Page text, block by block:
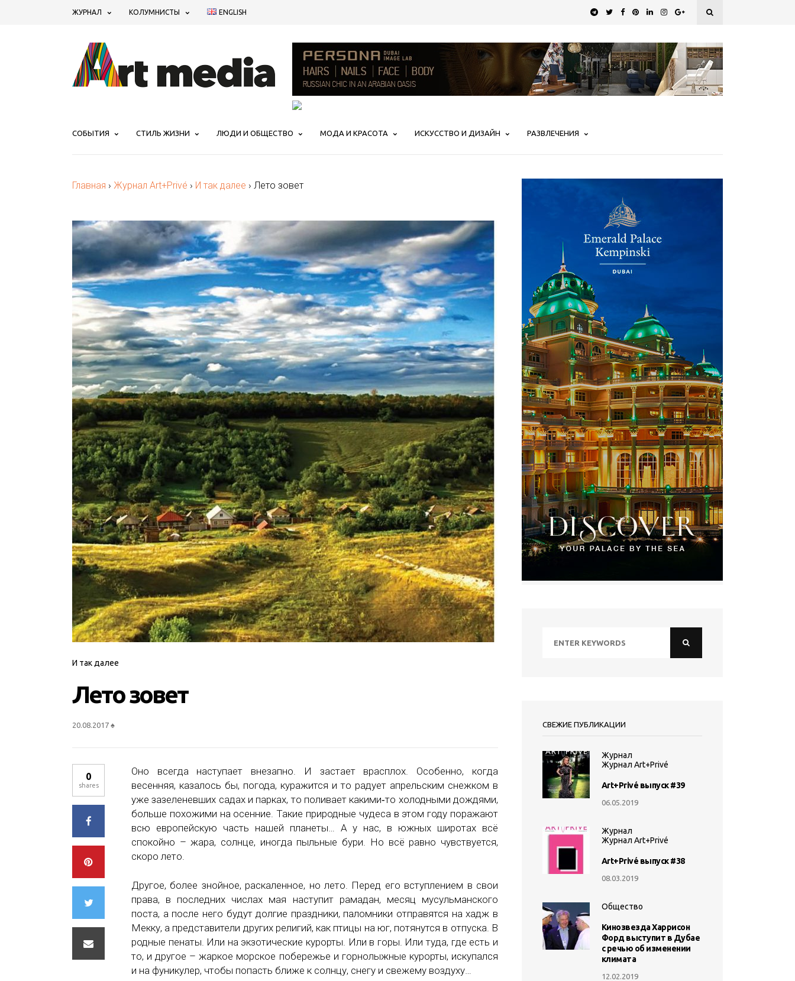
ЖУРНАЛ КОЛУМНИСТЫ ENGLISH
СОБЫТИЯ СТИЛЬ ЖИЗНИ ЛЮДИ И ОБЩЕСТВО МОДА И КРАСОТА ИСКУССТВО И ДИЗАЙН РАЗВЛЕЧЕНИЯ
Главная › Журнал Art+Privé › И так далее › Лето зовет
И так далее
Лето зовет
20.08.2017 ♠
Оно всегда наступает внезапно. И застает врасплох. Особенно, когда
весенняя, казалось бы, погода, куражится и то радует апрельским снежком в
уже зазеленевших садах и парках, то поливает какими‑то холодными дождями,
больше похожими на осенние. Такие природные чудеса в этом году поражают
всю европейскую часть нашей планеты… А у нас, в южных широтах всё
спокойно – жара, солнце, иногда пыльные бури. Но всё равно чувствуется,
скоро лето.
Другое, более знойное, раскаленное, но лето. Перед его вступлением в свои
права, в последних числах мая наступит рамадан, месяц мусульманского
поста, а после него будут долгие праздники, паломники отправятся на хадж в
Мекку, а представители других религий, как птицы на юг, потянутся в отпуска. В
родные пенаты. Или на экзотические курорты. Или в горы. Или туда, где есть и
то, и другое – жаркое морское побережье и горнолыжные курорты, искупался
и на фуникулер, чтобы попасть ближе к солнцу, снегу и свежему воздуху…
0
shares
СВЕЖИЕ ПУБЛИКАЦИИ
Журнал
Журнал Art+Privé
Art+Privé выпуск #39
06.05.2019
Журнал
Журнал Art+Privé
Art+Privé выпуск #38
08.03.2019
Общество
Кинозвезда Харрисон
Форд выступит в Дубае
с речью об изменении
климата
12.02.2019